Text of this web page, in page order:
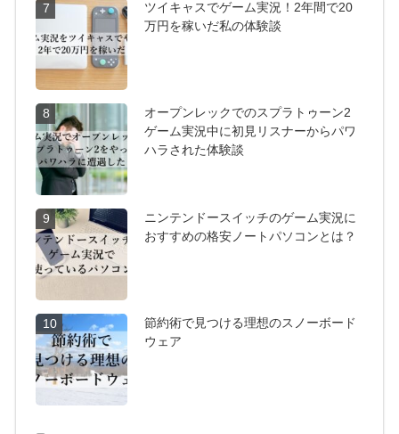
7
ツイキャスでゲーム実況！2年間で20
万円を稼いだ私の体験談
8
オープンレックでのスプラトゥーン2
ゲーム実況中に初見リスナーからパワ
ハラされた体験談
9
ニンテンドースイッチのゲーム実況に
おすすめの格安ノートパソコンとは？
10
節約術で見つける理想のスノーボード
ウェア